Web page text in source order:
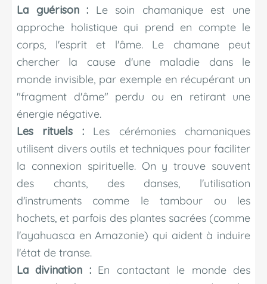
La guérison : Le soin chamanique est une
approche holistique qui prend en compte le
corps, l'esprit et l'âme. Le chamane peut
chercher la cause d'une maladie dans le
monde invisible, par exemple en récupérant un
"fragment d'âme" perdu ou en retirant une
énergie négative.
Les rituels :Les cérémonies chamaniques
utilisent divers outils et techniques pour faciliter
la connexion spirituelle. On y trouve souvent
des chants, des danses, l'utilisation
d'instruments comme le tambour ou les
hochets, et parfois des plantes sacrées (comme
l'ayahuasca en Amazonie) qui aident à induire
l'état de transe.
La divination :En contactant le monde des